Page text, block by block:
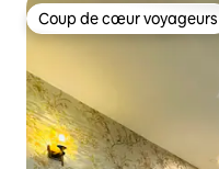
Coup de cœur voyageurs
Coup de cœur voyageurs